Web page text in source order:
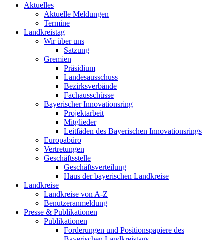
Aktuelles
Aktuelle Meldungen
Termine
Landkreistag
Wir über uns
Satzung
Gremien
Präsidium
Landesausschuss
Bezirksverbände
Fachausschüsse
Bayerischer Innovationsring
Projektarbeit
Mitglieder
Leitfäden des Bayerischen Innovationsrings
Europabüro
Vertretungen
Geschäftsstelle
Geschäftsverteilung
Haus der bayerischen Landkreise
Landkreise
Landkreise von A-Z
Benutzeranmeldung
Presse & Publikationen
Publikationen
Forderungen und Positionspapiere des